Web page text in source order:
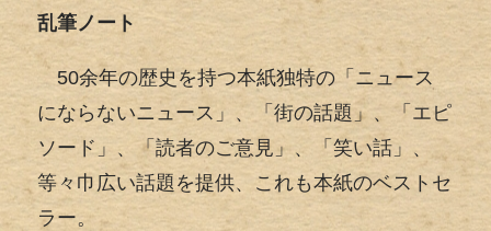
乱筆ノート
50余年の歴史を持つ本紙独特の「ニュース
にならないニュース」、「街の話題」、「エピ
ソード」、「読者のご意見」、「笑い話」、
等々巾広い話題を提供、これも本紙のベストセ
ラー。